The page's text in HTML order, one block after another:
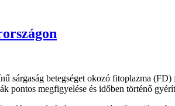
sárgaság betegséget okozó fitoplazma
pontos megfigyelése és időben történő